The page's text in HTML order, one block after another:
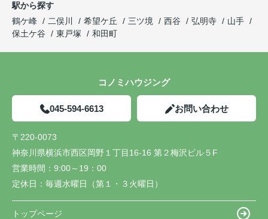
駅から探す
鶴ケ峰
二俣川 希望ケ丘 三ツ境 西谷 弘明寺
山手
保土ケ谷
東戸塚 和田町
コノミハウジング
045-594-6613 お問い合わせ
〒220-0073
神奈川県横浜市西区岡野１丁目16-16 第２梅沢ビル５F
営業時間： 9:00～19：00
定休日： 毎週水曜日（第１・３火曜日）
トップページ